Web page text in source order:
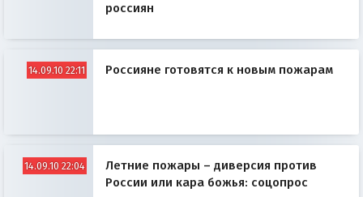
россиян
14.09.10 22:11 Россияне готовятся к новым пожарам
14.09.10 22:04
Летние пожары – диверсия против
России или кара божья: соцопрос